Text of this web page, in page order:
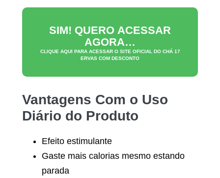
SIM! QUERO ACESSAR
AGORA…
CLIQUE AQUI PARA ACESSAR O SITE OFICIAL DO CHÁ 17
ERVAS COM DESCONTO
Vantagens Com o Uso
Diário do Produto
Efeito estimulante
Gaste mais calorias mesmo estando
parada